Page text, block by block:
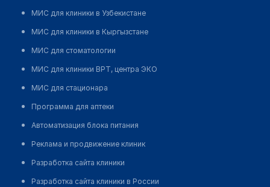
МИС для клиники в Узбекистане
МИС для клиники в Кыргызстане
МИС для стоматологии
МИС для клиники ВРТ, центра ЭКО
МИС для стационара
Программа для аптеки
Автоматизация блока питания
Реклама и продвижение клиник
Разработка сайта клиники
Разработка сайта клиники в России